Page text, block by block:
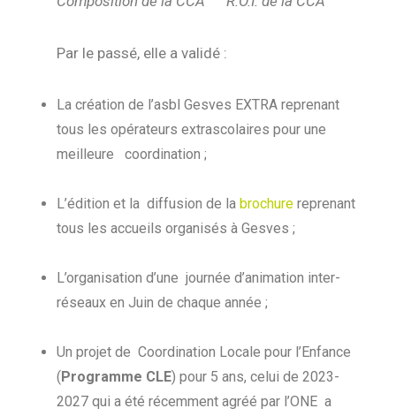
Par le passé, elle a validé :
La création de l’asbl Gesves EXTRA reprenant
tous les opérateurs extrascolaires pour une
meilleure coordination ;
L’édition et la diffusion de labrochure reprenant
tous les accueils organisés à Gesves ;
L’organisation d’une journée d’animation inter-
réseaux en Juin de chaque année ;
Un projet de Coordination Locale pour l’Enfance
(Programme CLE) pour 5 ans, celui de 2023-
2027 qui a été récemment agréé par l’ONE a